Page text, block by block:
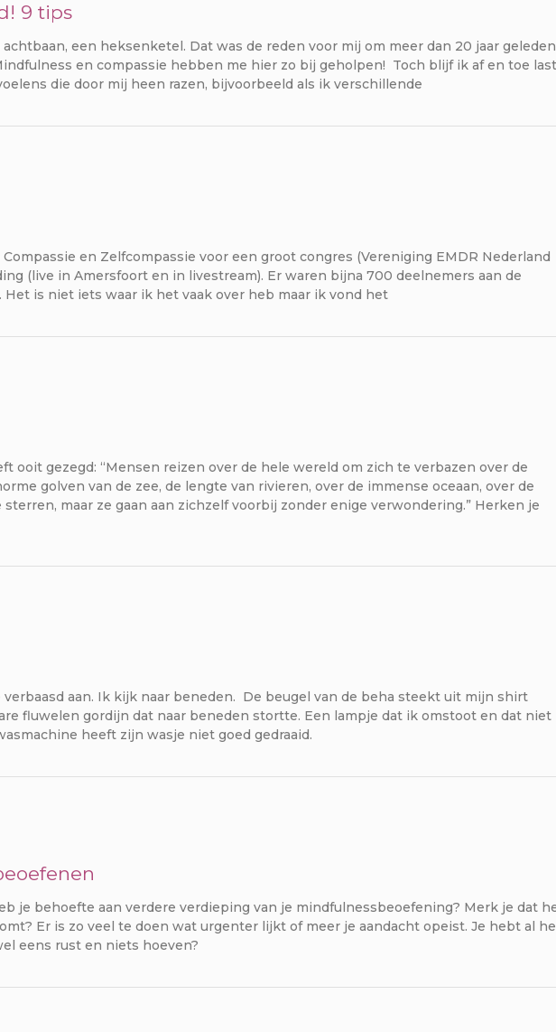
9 tips
een heksenketel. Dat was de reden voor mij om meer dan 20 jaar geleden
en compassie hebben me hier zo bij geholpen! Toch blijf ik af en toe last
die door mij heen razen, bijvoorbeeld als ik verschillende
en Zelfcompassie voor een groot congres (Vereniging EMDR Nederland
(live in Amersfoort en in livestream). Er waren bijna 700 deelnemers aan de
Het is niet iets waar ik het vaak over heb maar ik vond het
ooit gezegd: “Mensen reizen over de hele wereld om zich te verbazen over de
golven van de zee, de lengte van rivieren, over de immense oceaan, over de
maar ze gaan aan zichzelf voorbij zonder enige verwondering.” Herken je
verbaasd aan. Ik kijk naar beneden. De beugel van de beha steekt uit mijn shirt
fluwelen gordijn dat naar beneden stortte. Een lampje dat ik omstoot en dat niet
heeft zijn wasje niet goed gedraaid.
je behoefte aan verdere verdieping van je mindfulnessbeoefening? Merk je dat
Er is zo veel te doen wat urgenter lijkt of meer je aandacht opeist. Je hebt al
eens rust en niets hoeven?